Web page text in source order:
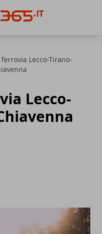
Lecco-Tirano-
Lecco-